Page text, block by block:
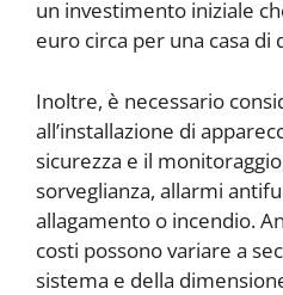
un investimento iniziale
euro circa per una casa
Inoltre, è necessario
all’installazione di
sicurezza e il
sorveglianza, allarmi
allagamento o incendio.
costi possono variare a
sistema e della